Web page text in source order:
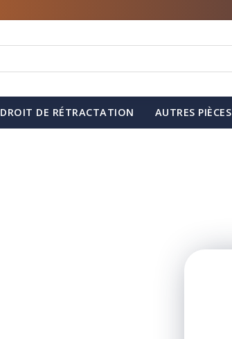
DROIT DE RÉTRACTATION AUTRES PIÈCES